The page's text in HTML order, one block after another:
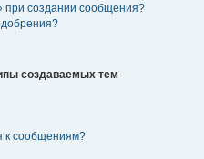
при создании сообщения?
создаваемых тем
к сообщениям?